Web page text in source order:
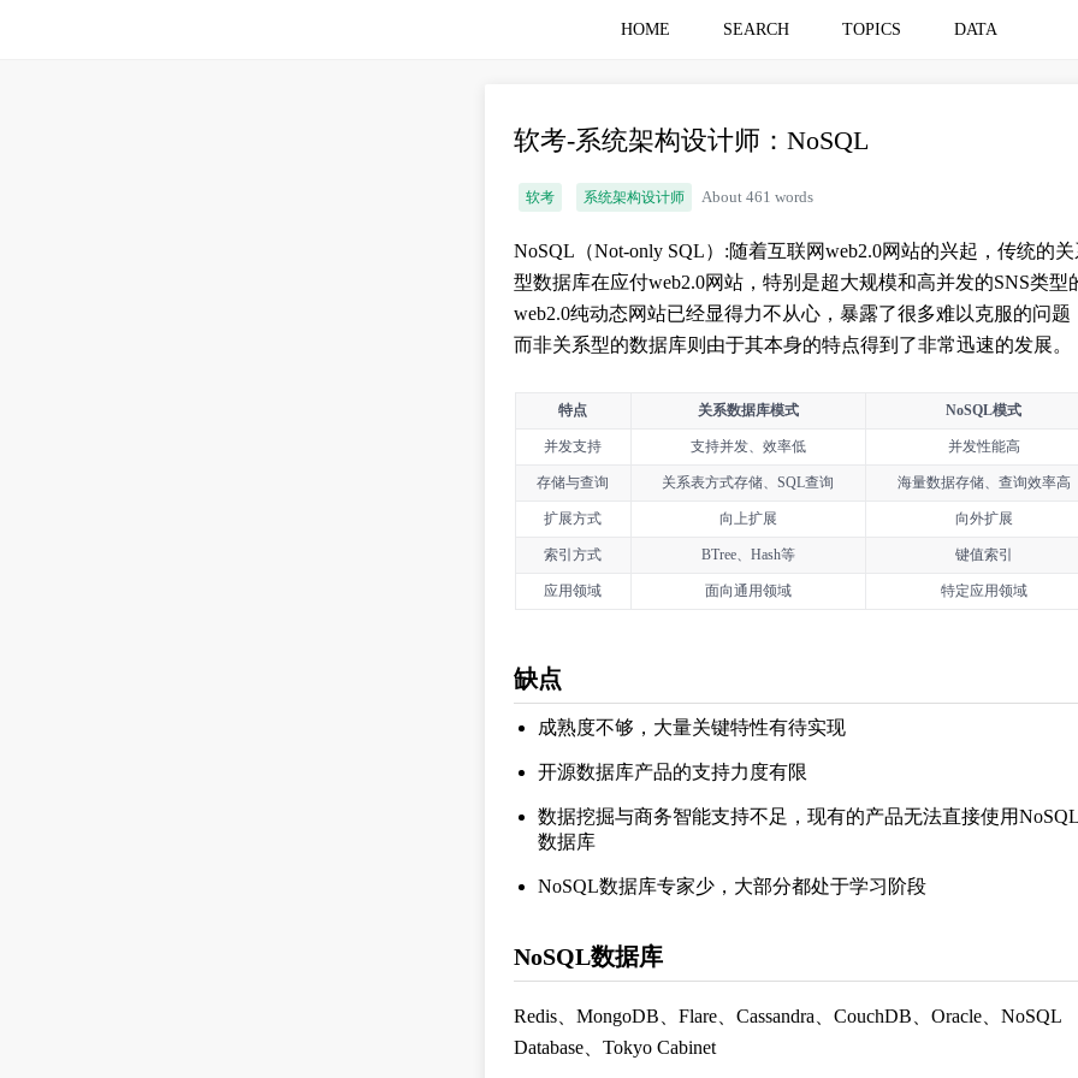
HOME SEARCH TOPICS DATA
软考-系统架构设计师：NoSQL
软考 系统架构设计师 About 461 words
NoSQL（Not-only SQL）:随着互联网web2.0网站的兴起，传统的
型数据库在应付web2.0网站，特别是超大规模和高并发的SNS类型
web2.0纯动态网站已经显得力不从心，暴露了很多难以克服的问题
而非关系型的数据库则由于其本身的特点得到了非常迅速的发展。
特点 关系数据库模式 NoSQL模式
并发支持 支持并发、效率低 并发性能高
存储与查询 关系表方式存储、SQL查询 海量数据存储、查询效率高
扩展方式 向上扩展 向外扩展
索引方式 BTree、Hash等 键值索引
应用领域 面向通用领域 特定应用领域
缺点
成熟度不够，大量关键特性有待实现
开源数据库产品的支持力度有限
数据挖掘与商务智能支持不足，现有的产品无法直接使用
数据库
NoSQL数据库专家少，大部分都处于学习阶段
NoSQL数据库
Redis、MongoDB、Flare、Cassandra、CouchDB、Oracle、NoSQL
Database、Tokyo Cabinet